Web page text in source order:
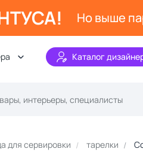
Но выше
Каталог
для сервировки тарелки